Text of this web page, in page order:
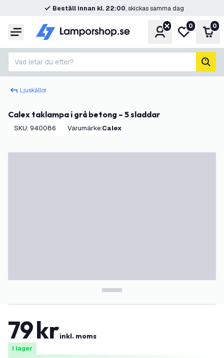
Beställ innan kl. 22:00, skickas samma dag
Meny KontoMin0 0
Vad letar du efter?
sök
Ljuskällor
Calex taklampa i grå betong – 5 sladdar
SKU: 940086 Varumärke: Calex
79krinkl. moms
I lager